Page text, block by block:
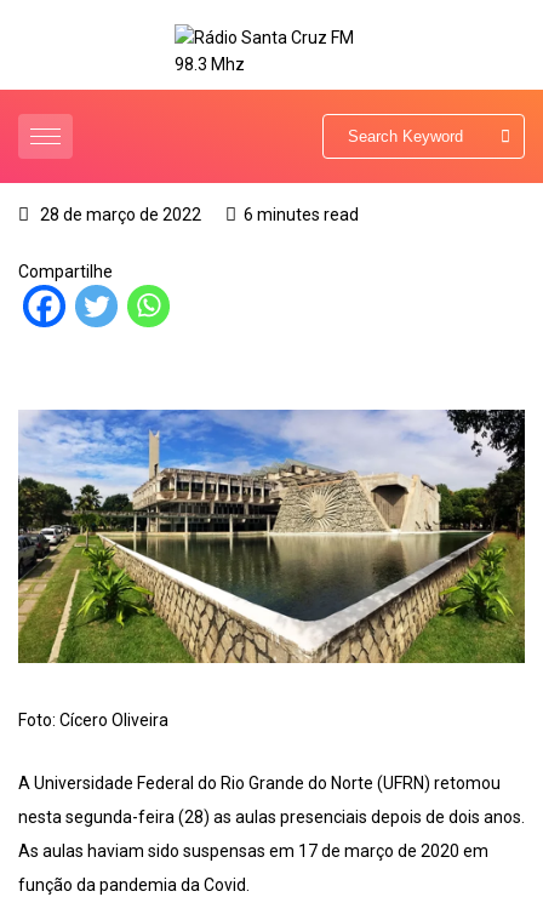
28 de março de 2022 6 minutes read
Compartilhe
Foto: Cícero Oliveira
A Universidade Federal do Rio Grande do Norte (UFRN) retomou
nesta segunda-feira (28) as aulas presenciais depois de dois anos.
As aulas haviam sido suspensas em 17 de março de 2020 em
função da pandemia da Covid.